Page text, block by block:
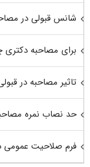
شانس قبولی در
برای مصاحبه دکتری
تاثیر مصاحبه در
حد نصاب نمره
فرم صلاحیت عمومی